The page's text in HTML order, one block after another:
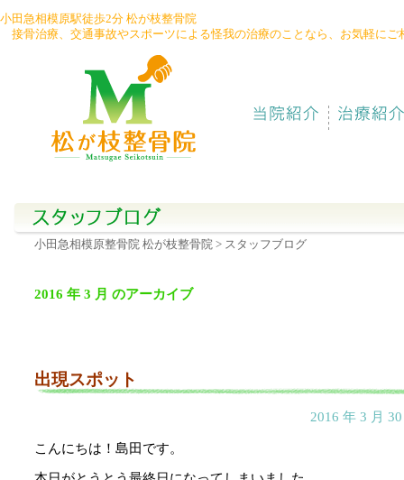
小田急相模原駅徒歩2分 松が枝整骨院
接骨治療、交通事故やスポーツによる怪我の治療のことなら、お気軽にご
042-
小田急相模原整骨院 松が枝整骨院 > スタッフブログ
2016 年 3 月 のアーカイブ
出現スポット
2016 年 3 月
こんにちは！島田です。